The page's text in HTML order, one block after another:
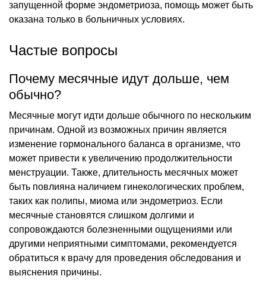
запущенной форме эндометриоза, помощь может быть
оказана только в больничных условиях.
Частые вопросы
Почему месячные идут дольше, чем
обычно?
Месячные могут идти дольше обычного по нескольким
причинам. Одной из возможных причин является
изменение гормонального баланса в организме, что
может привести к увеличению продолжительности
менструации. Также, длительность месячных может
быть повлияна наличием гинекологических проблем,
таких как полипы, миома или эндометриоз. Если
месячные становятся слишком долгими и
сопровождаются болезненными ощущениями или
другими неприятными симптомами, рекомендуется
обратиться к врачу для проведения обследования и
выяснения причины.